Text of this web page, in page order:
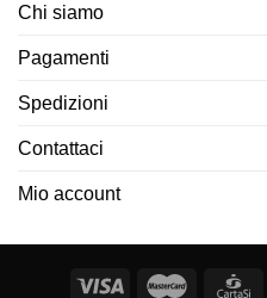
Chi siamo
Pagamenti
Spedizioni
Contattaci
Mio account